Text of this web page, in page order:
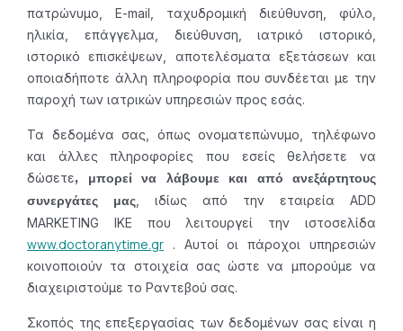
πατρώνυμο, Ε-mail, ταχυδρομική διεύθυνση, φύλο,
ηλικία, επάγγελμα, διεύθυνση, ιατρικό ιστορικό,
ιστορικό επισκέψεων, αποτελέσματα εξετάσεων και
οποιαδήποτε άλλη πληροφορία που συνδέεται με την
παροχή των ιατρικών υπηρεσιών προς εσάς.
Τα δεδομένα σας, όπως ονοματεπώνυμο, τηλέφωνο
και άλλες πληροφορίες που εσείς θελήσετε να
δώσετε, μπορεί να λάβουμε και από ανεξάρτητους
συνεργάτες μας , ιδίως από την εταιρεία ΑDD
MARKETING IKE που λειτουργεί την ιστοσελίδα
www.doctoranytime.gr . Αυτοί οι πάροχοι υπηρεσιών
κοινοποιούν τα στοιχεία σας ώστε να μπορούμε να
διαχειριστούμε το Ραντεβού σας.
Σκοπός της επεξεργασίας των δεδομένων σας είναι η